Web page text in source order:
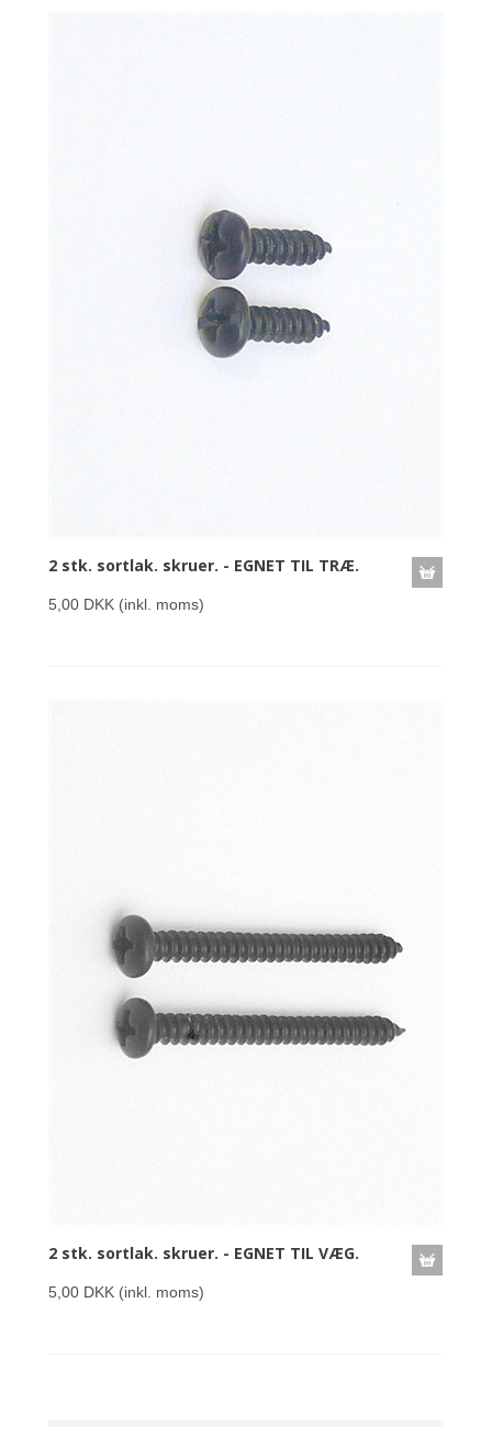
2 stk. sortlak. skruer. - EGNET TIL TRÆ.
5,00 DKK (inkl. moms)
2 stk. sortlak. skruer. - EGNET TIL VÆG.
5,00 DKK (inkl. moms)